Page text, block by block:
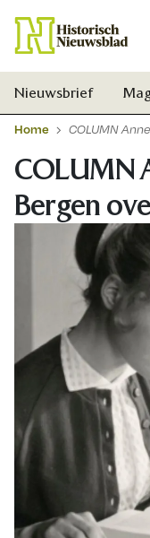
Nieuwsbrief
Home COLUMN
COLUMN
Bergen